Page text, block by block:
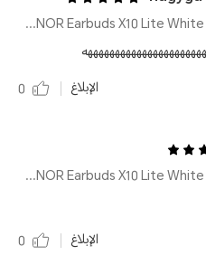
بواسطة HONOR Earbuds X10 Lite White
الإبلاغ
0
بواسطة HONOR Earbuds X10 Lite White
الإبلاغ
0